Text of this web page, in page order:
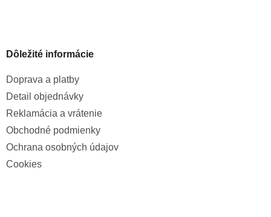
Dôležité informácie
Doprava a platby
Detail objednávky
Reklamácia a vrátenie
Obchodné podmienky
Ochrana osobných údajov
Cookies